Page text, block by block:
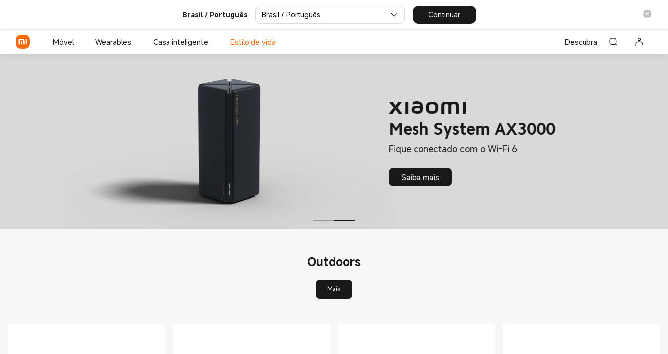
Brasil / Português Brasil / Português Continuar
Móvel Wearables Casa inteligente Estilo de vida Descubra
Xiaomi
Mesh System AX3000
Fique conectado com o Wi-Fi 6
Saiba mais
Outdoors
Mais